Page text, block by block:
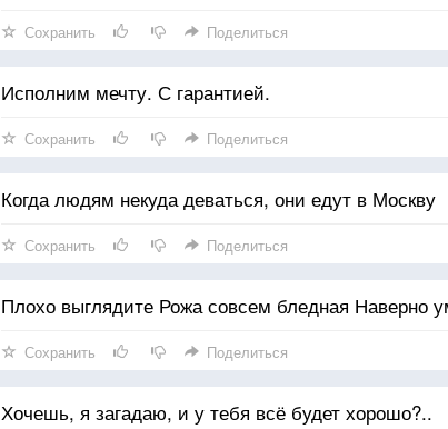
Сохранить Поделиться
Исполним мечту. С гарантией.
Сохранить Поделиться
Когда людям некуда деваться, они едут в Москву
Сохранить Поделиться
Плохо выглядите Рожа совсем бледная Наверно
Сохранить Поделиться
Хочешь, я загадаю, и у тебя всё будет хорошо?..